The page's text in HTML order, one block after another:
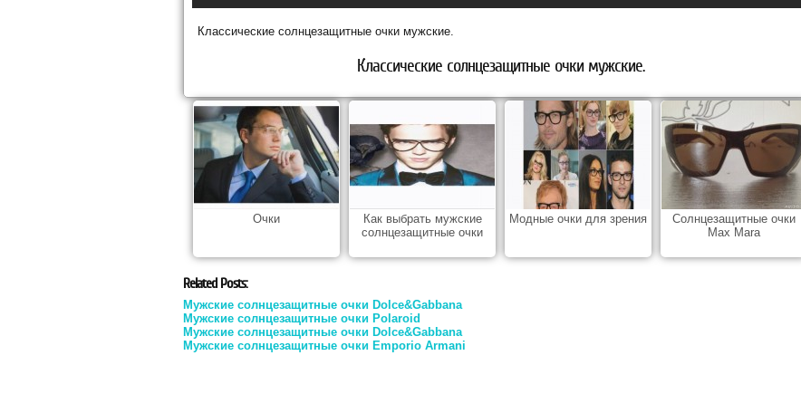
Классические солнцезащитные очки мужские.
Классические солнцезащитные очки мужские.
Очки
Как выбрать мужские
солнцезащитные очки
Модные очки для зрения
Солнцезащитные очки
Max Mara
Related Posts:
Мужские солнцезащитные очки Dolce&Gabbana
Мужские солнцезащитные очки Polaroid
Мужские солнцезащитные очки Dolce&Gabbana
Мужские солнцезащитные очки Emporio Armani